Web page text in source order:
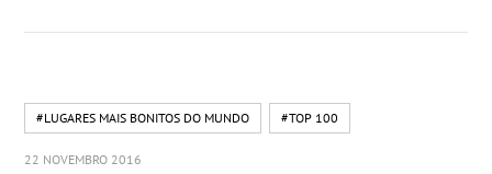
#LUGARES MAIS BONITOS DO MUNDO #TOP 100
22 NOVEMBRO 2016